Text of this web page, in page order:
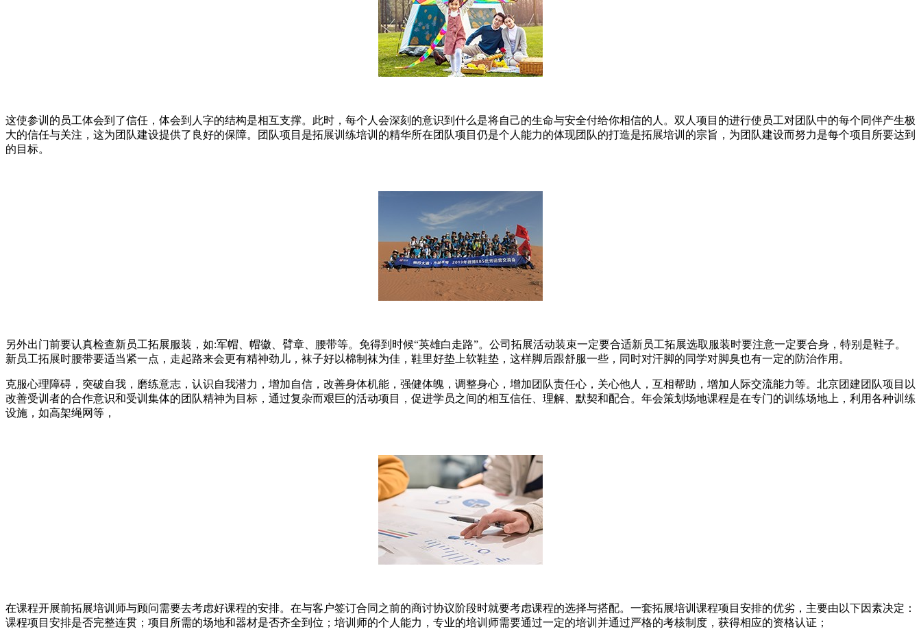
这使参训的员工体会到了信任，体会到人字的结构是相互支撑。此时，每个人会深刻的意识到什么是将自己的生命与安全付给你相信的人。双人项目的进行使员工对团队中的每个同伴产生极
大的信任与关注，这为团队建设提供了良好的保障。团队项目是拓展训练培训的精华所在团队项目仍是个人能力的体现团队的打造是拓展培训的宗旨，为团队建设而努力是每个项目所要达到
的目标。
另外出门前要认真检查新员工拓展服装，如:军帽、帽徽、臂章、腰带等。免得到时候“英雄白走路”。公司拓展活动装束一定要合适新员工拓展选取服装时要注意一定要合身，特别是鞋子。
新员工拓展时腰带要适当紧一点，走起路来会更有精神劲儿，袜子好以棉制袜为佳，鞋里好垫上软鞋垫，这样脚后跟舒服一些，同时对汗脚的同学对脚臭也有一定的防治作用。
克服心理障碍，突破自我，磨练意志，认识自我潜力，增加自信，改善身体机能，强健体魄，调整身心，增加团队责任心，关心他人，互相帮助，增加人际交流能力等。北京团建团队项目以
改善受训者的合作意识和受训集体的团队精神为目标，通过复杂而艰巨的活动项目，促进学员之间的相互信任、理解、默契和配合。年会策划场地课程是在专门的训练场地上，利用各种训练
设施，如高架绳网等，
在课程开展前拓展培训师与顾问需要去考虑好课程的安排。在与客户签订合同之前的商讨协议阶段时就要考虑课程的选择与搭配。一套拓展培训课程项目安排的优劣，主要由以下因素决定：
课程项目安排是否完整连贯；项目所需的场地和器材是否齐全到位；培训师的个人能力，专业的培训师需要通过一定的培训并通过严格的考核制度，获得相应的资格认证；